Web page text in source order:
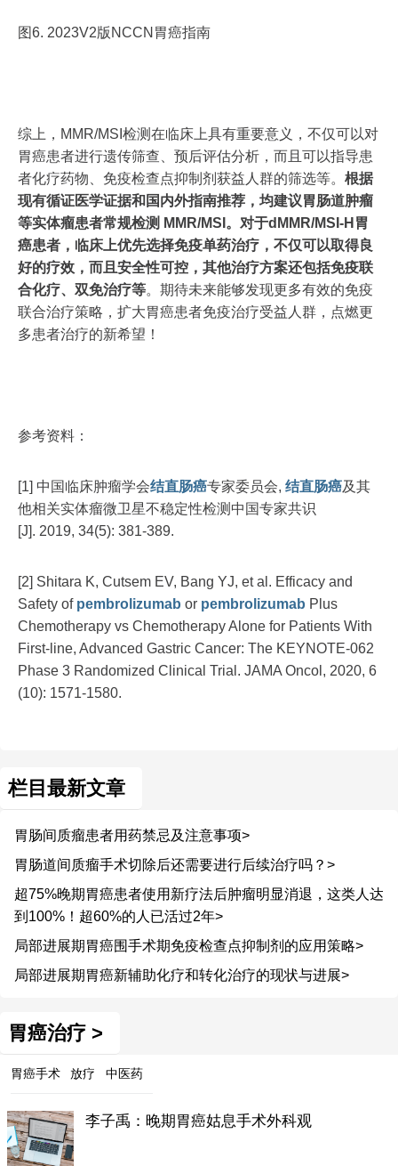
图6. 2023V2版NCCN胃癌指南
综上，MMR/MSI检测在临床上具有重要意义，不仅可以对
胃癌患者进行遗传筛查、预后评估分析，而且可以指导患
者化疗药物、免疫检查点抑制剂获益人群的筛选等。 根据
现有循证医学证据和国内外指南推荐，均建议胃肠道肿瘤
等实体瘤患者常规检测 MMR/MSI。 对于dMMR/MSI-H胃
癌患者，临床上优先选择免疫单药治疗，不仅可以取得良
好的疗效，而且安全性可控，其他治疗方案还包括免疫联
合化疗、双免治疗等。期待未来能够发现更多有效的免疫
联合治疗策略，扩大胃癌患者免疫治疗受益人群，点燃更
多患者治疗的新希望！
参考资料：
[1] 中国临床肿瘤学会结直肠癌专家委员会, 结直肠癌及其
他相关实体瘤微卫星不稳定性检测中国专家共识
[J]. 2019, 34(5): 381-389.
[2] Shitara K, Cutsem EV, Bang YJ, et al. Efficacy and
Safety of pembrolizumab or pembrolizumab Plus
Chemotherapy vs Chemotherapy Alone for Patients With
First-line, Advanced Gastric Cancer: The KEYNOTE-062
Phase 3 Randomized Clinical Trial. JAMA Oncol, 2020, 6
(10): 1571-1580.
栏目最新文章
胃肠间质瘤患者用药禁忌及注意事项>
胃肠道间质瘤手术切除后还需要进行后续治疗吗？>
超75%晚期胃癌患者使用新疗法后肿瘤明显消退，这类人达
到100%！超60%的人已活过2年>
局部进展期胃癌围手术期免疫检查点抑制剂的应用策略>
局部进展期胃癌新辅助化疗和转化治疗的现状与进展>
胃癌治疗 >
胃癌手术 放疗 中医药
李子禹：晚期胃癌姑息手术外科观